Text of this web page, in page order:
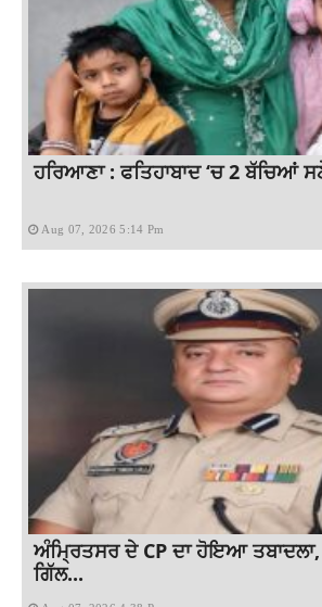
ਹਰਿਆਣਾ : ਫਤਿਹਾਬਾਦ ‘ਚ 2 ਬੱਚਿਆਂ
Aug 07, 2026 5:14 Pm
ਅੰਮ੍ਰਿਤਸਰ ਦੇ CP ਦਾ ਹੋਇਆ
ਗਿੱਲ...